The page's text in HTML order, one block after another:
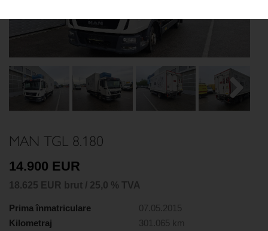
MAN TGL 8.180
14.900 EUR
18.625 EUR brut / 25,0 % TVA
Prima înmatriculare
07.05.2015
Kilometraj
301.065 km